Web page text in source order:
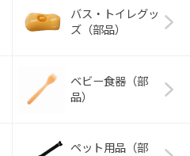
バス・トイレグッ
ズ（部品）
ベビー食器（部
品）
ペット用品（部